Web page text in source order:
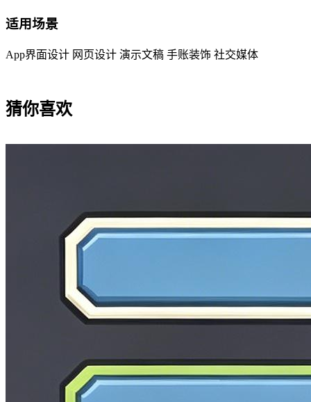
适用场景
App界面设计 网页设计 演示文稿 手账装饰 社交媒体
猜你喜欢